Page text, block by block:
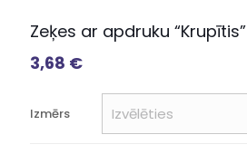
Zeķes ar apdruku “Krupītis”
3,68 €
Izmērs